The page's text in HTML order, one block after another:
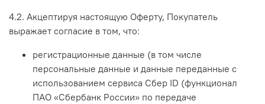
4.2. Акцептируя настоящую Оферту, Покупатель
выражает согласие в том, что:
регистрационные данные (в том числе
персональные данные и данные переданные с
использованием сервиса Сбер ID (функционал
ПАО «Сбербанк России» по передаче